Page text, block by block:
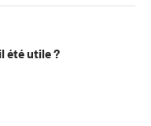
été utile ?